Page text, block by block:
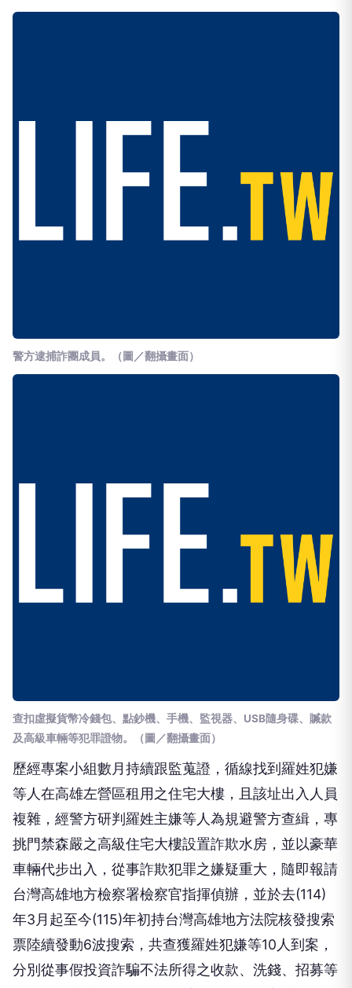
警方逮捕詐團成員。（圖／翻攝畫面）
查扣虛擬貨幣冷錢包、點鈔機、手機、監視器、USB隨身碟、贓款
及高級車輛等犯罪證物。（圖／翻攝畫面）
歷經專案小組數月持續跟監蒐證，循線找到羅姓犯嫌
等人在高雄左營區租用之住宅大樓，且該址出入人員
複雜，經警方研判羅姓主嫌等人為規避警方查緝，專
挑門禁森嚴之高級住宅大樓設置詐欺水房，並以豪華
車輛代步出入，從事詐欺犯罪之嫌疑重大，隨即報請
台灣高雄地方檢察署檢察官指揮偵辦，並於去(114)
年3月起至今(115)年初持台灣高雄地方法院核發搜索
票陸續發動6波搜索，共查獲羅姓犯嫌等10人到案，
分別從事假投資詐騙不法所得之收款、洗錢、招募等